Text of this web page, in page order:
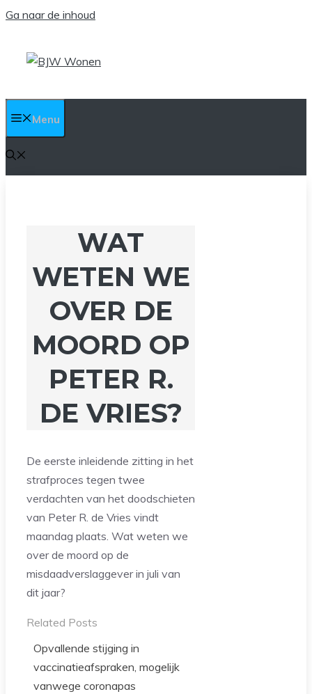
Ga naar de inhoud
Menu
WAT
WETEN WE
OVER DE
MOORD OP
PETER R.
DE VRIES?
De eerste inleidende zitting in het
strafproces tegen twee
verdachten van het doodschieten
van Peter R. de Vries vindt
maandag plaats. Wat weten we
over de moord op de
misdaadverslaggever in juli van
dit jaar?
Related Posts
Opvallende stijging in
vaccinatieafspraken, mogelijk
vanwege coronapas